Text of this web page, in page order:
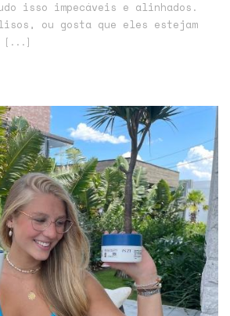
isso impecáveis e alinhados.
lisos, ou gosta que eles estejam
[...]